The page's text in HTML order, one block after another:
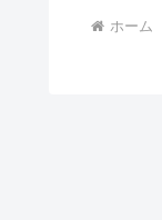
ホーム